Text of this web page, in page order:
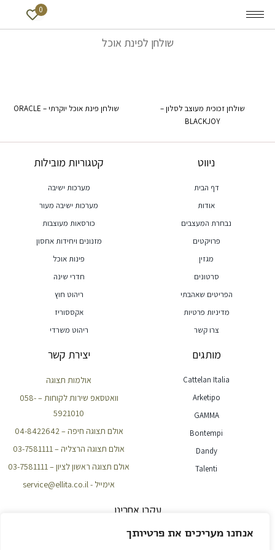
אנחנו מעריכים את פרטיותך
0
שולחן לפינת אוכל
שולחן זכוכית מעוצב לסלון –
BLACKJOY
שולחן פינת אוכל יוקרתי – ORACLE
ניווט
דף הבית
אודות
נבחרת המעצבים
פרויקטים
מגזין
סרטונים
הפריטים שאהבתי
מדיניות פרטיות
צרו קשר
קטגוריות מובילות
מערכות ישיבה
מערכות ישיבה מעור
כורסאות מעוצבות
מזנונים ויחידות אחסון
פינות אוכל
חדרי שינה
ריהוט חוץ
אקססוריז
ריהוט משרדי
מותגים
Cattelan Italia
Arketipo
GAMMA
Bontempi
Dandy
Talenti
יצירת קשר
אולמות תצוגה
וואטסאפ שירות לקוחות – 058-
5921010
אולם תצוגה חיפה – 04-8422642
אולם תצוגה הרצליה – 03-7581111
אולם תצוגה ראשון לציון – 03-7581111
אימייל - service@ellita.co.il
עקבו אחרינו